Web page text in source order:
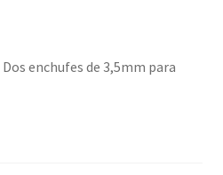
Dos enchufes de 3,5mm para